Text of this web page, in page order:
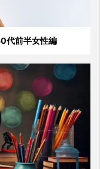
代前半女性編